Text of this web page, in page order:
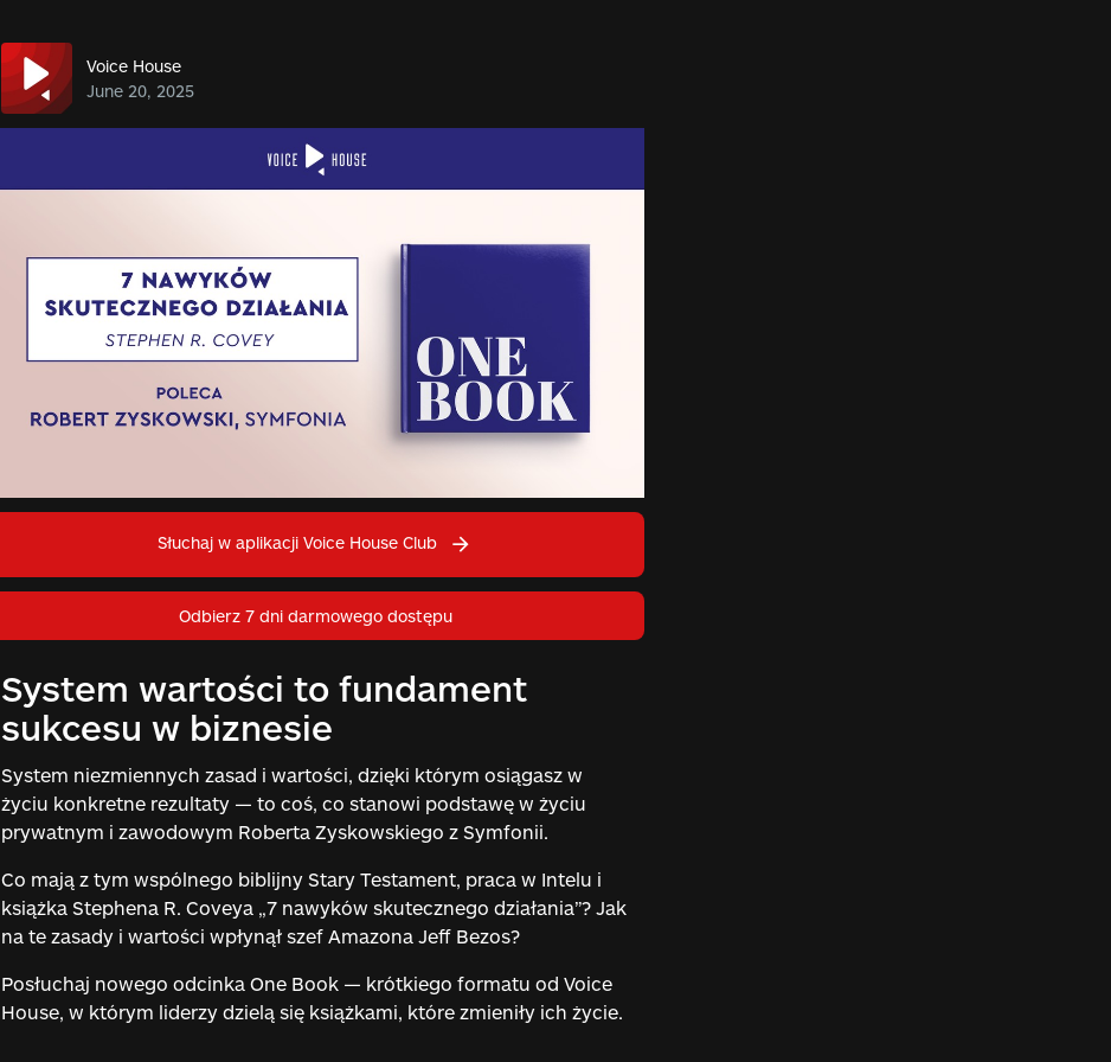
Voice House
June 20, 2025
Słuchaj w aplikacji Voice House Club
Odbierz 7 dni darmowego dostępu
System wartości to fundament
sukcesu w biznesie
System niezmiennych zasad i wartości, dzięki którym osiągasz w
życiu konkretne rezultaty — to coś, co stanowi podstawę w życiu
prywatnym i zawodowym Roberta Zyskowskiego z Symfonii.
Co mają z tym wspólnego biblijny Stary Testament, praca w Intelu i
książka Stephena R. Coveya „7 nawyków skutecznego działania”? Jak
na te zasady i wartości wpłynął szef Amazona Jeff Bezos?
Posłuchaj nowego odcinka One Book — krótkiego formatu od Voice
House, w którym liderzy dzielą się książkami, które zmieniły ich życie.